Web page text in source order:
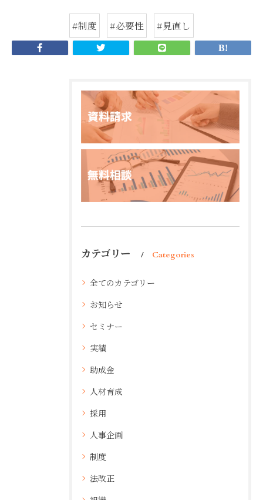
#制度 #必要性 #見直し
カテゴリー Categories
全てのカテゴリー
お知らせ
セミナー
実績
助成金
人材育成
採用
人事企画
制度
法改正